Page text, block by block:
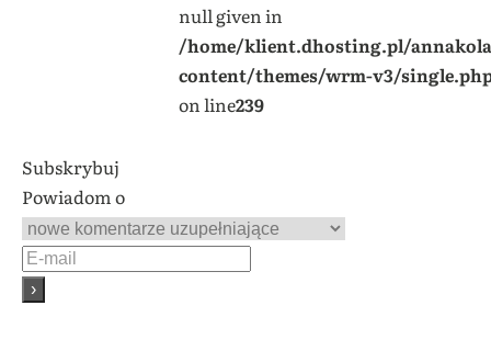
null given in
/home/klient.dhosting.pl/
content/themes/wrm-v3/
on line239
Subskrybuj
Powiadom o